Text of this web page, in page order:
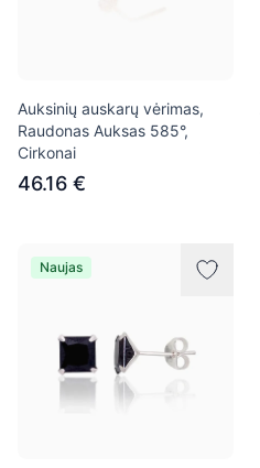
Auksinių auskarų vėrimas,
Raudonas Auksas 585°,
Cirkonai
46.16 €
Naujas